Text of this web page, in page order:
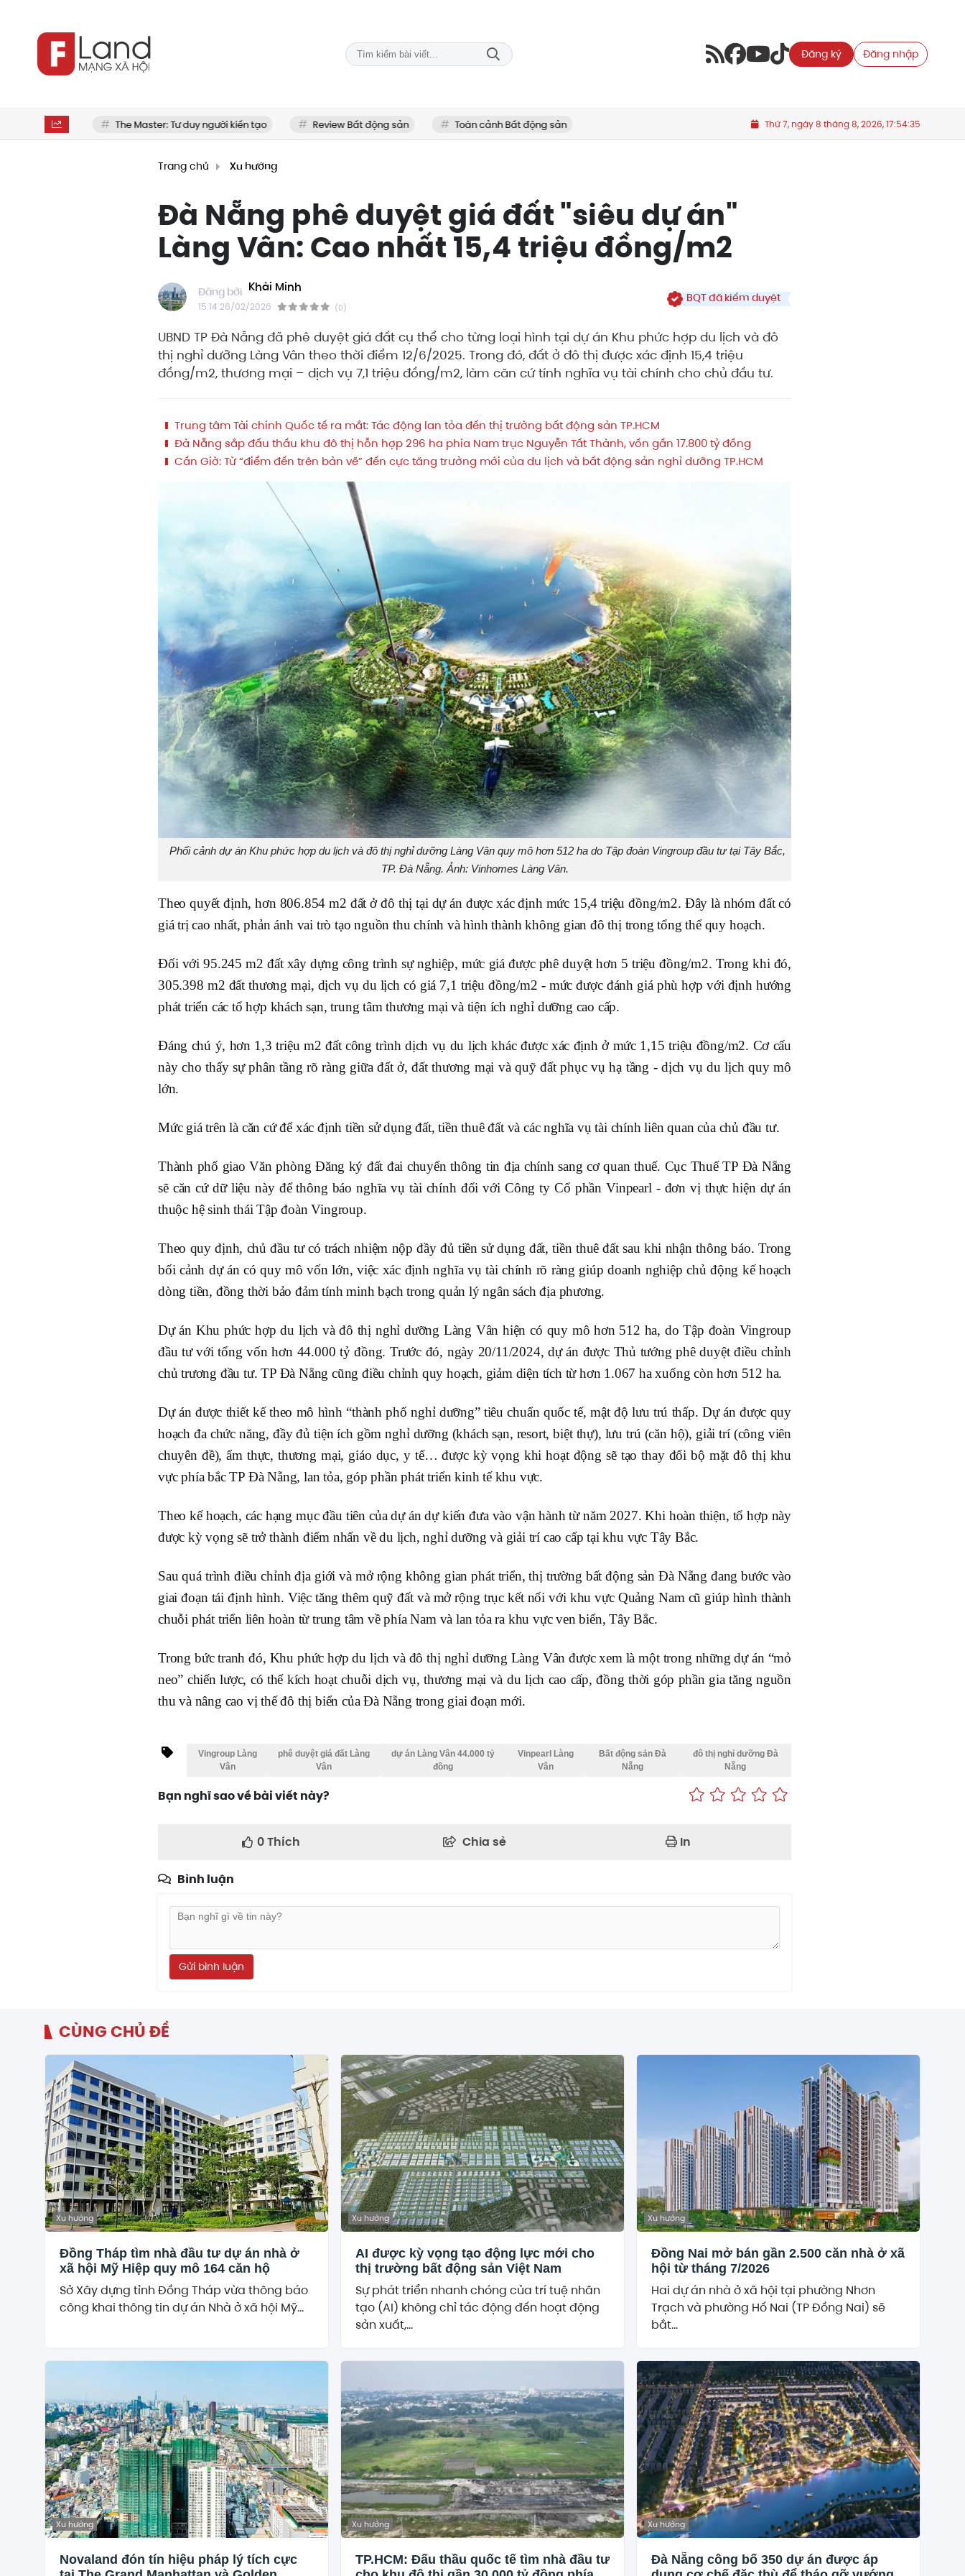
Đăng ký Đăng nhập
The Master: Tư duy người kiến tạo Review Bất động sản Toàn cảnh Bất động sản Thứ 7, ngày 8 tháng 8, 2026, 17:54:37
Trang chủ Xu hướng
Đà Nẵng phê duyệt giá đất "siêu dự án"
Làng Vân: Cao nhất 15,4 triệu đồng/m2
Khải Minh
15:14 26/02/2026 (0)
BQT đã kiểm duyệt
UBND TP Đà Nẵng đã phê duyệt giá đất cụ thể cho từng loại hình tại dự án Khu phức hợp du lịch và đô
thị nghỉ dưỡng Làng Vân theo thời điểm 12/6/2025. Trong đó, đất ở đô thị được xác định 15,4 triệu
đồng/m2, thương mại – dịch vụ 7,1 triệu đồng/m2, làm căn cứ tính nghĩa vụ tài chính cho chủ đầu tư.
Trung tâm Tài chính Quốc tế ra mắt: Tác động lan tỏa đến thị trường bất động sản TP.HCM
Đà Nẵng sắp đấu thầu khu đô thị hỗn hợp 296 ha phía Nam trục Nguyễn Tất Thành, vốn gần 17.800 tỷ đồng
Cần Giờ: Từ “điểm đến trên bản vẽ” đến cực tăng trưởng mới của du lịch và bất động sản nghỉ dưỡng TP.HCM
Phối cảnh dự án Khu phức hợp du lịch và đô thị nghỉ dưỡng Làng Vân quy mô hơn 512 ha do Tập đoàn Vingroup đầu tư tại Tây Bắc,
TP. Đà Nẵng. Ảnh: Vinhomes Làng Vân.
Theo quyết định, hơn 806.854 m2 đất ở đô thị tại dự án được xác định mức 15,4 triệu đồng/m2. Đây là nhóm đất có
giá trị cao nhất, phản ánh vai trò tạo nguồn thu chính và hình thành không gian đô thị trong tổng thể quy hoạch.
Đối với 95.245 m2 đất xây dựng công trình sự nghiệp, mức giá được phê duyệt hơn 5 triệu đồng/m2. Trong khi đó,
305.398 m2 đất thương mại, dịch vụ du lịch có giá 7,1 triệu đồng/m2 - mức được đánh giá phù hợp với định hướng
phát triển các tổ hợp khách sạn, trung tâm thương mại và tiện ích nghỉ dưỡng cao cấp.
Đáng chú ý, hơn 1,3 triệu m2 đất công trình dịch vụ du lịch khác được xác định ở mức 1,15 triệu đồng/m2. Cơ cấu
này cho thấy sự phân tầng rõ ràng giữa đất ở, đất thương mại và quỹ đất phục vụ hạ tầng - dịch vụ du lịch quy mô
lớn.
Mức giá trên là căn cứ để xác định tiền sử dụng đất, tiền thuê đất và các nghĩa vụ tài chính liên quan của chủ đầu tư.
Thành phố giao Văn phòng Đăng ký đất đai chuyển thông tin địa chính sang cơ quan thuế. Cục Thuế TP Đà Nẵng
sẽ căn cứ dữ liệu này để thông báo nghĩa vụ tài chính đối với Công ty Cổ phần Vinpearl - đơn vị thực hiện dự án
thuộc hệ sinh thái Tập đoàn Vingroup.
Theo quy định, chủ đầu tư có trách nhiệm nộp đầy đủ tiền sử dụng đất, tiền thuê đất sau khi nhận thông báo. Trong
bối cảnh dự án có quy mô vốn lớn, việc xác định nghĩa vụ tài chính rõ ràng giúp doanh nghiệp chủ động kế hoạch
dòng tiền, đồng thời bảo đảm tính minh bạch trong quản lý ngân sách địa phương.
Dự án Khu phức hợp du lịch và đô thị nghỉ dưỡng Làng Vân hiện có quy mô hơn 512 ha, do Tập đoàn Vingroup
đầu tư với tổng vốn hơn 44.000 tỷ đồng. Trước đó, ngày 20/11/2024, dự án được Thủ tướng phê duyệt điều chỉnh
chủ trương đầu tư. TP Đà Nẵng cũng điều chỉnh quy hoạch, giảm diện tích từ hơn 1.067 ha xuống còn hơn 512 ha.
Dự án được thiết kế theo mô hình “thành phố nghỉ dưỡng” tiêu chuẩn quốc tế, mật độ lưu trú thấp. Dự án được quy
hoạch đa chức năng, đầy đủ tiện ích gồm nghỉ dưỡng (khách sạn, resort, biệt thự), lưu trú (căn hộ), giải trí (công viên
chuyên đề), ẩm thực, thương mại, giáo dục, y tế… được kỳ vọng khi hoạt động sẽ tạo thay đổi bộ mặt đô thị khu
vực phía bắc TP Đà Nẵng, lan tỏa, góp phần phát triển kinh tế khu vực.
Theo kế hoạch, các hạng mục đầu tiên của dự án dự kiến đưa vào vận hành từ năm 2027. Khi hoàn thiện, tổ hợp này
được kỳ vọng sẽ trở thành điểm nhấn về du lịch, nghỉ dưỡng và giải trí cao cấp tại khu vực Tây Bắc.
Sau quá trình điều chỉnh địa giới và mở rộng không gian phát triển, thị trường bất động sản Đà Nẵng đang bước vào
giai đoạn tái định hình. Việc tăng thêm quỹ đất và mở rộng trục kết nối với khu vực Quảng Nam cũ giúp hình thành
chuỗi phát triển liên hoàn từ trung tâm về phía Nam và lan tỏa ra khu vực ven biển, Tây Bắc.
Trong bức tranh đó, Khu phức hợp du lịch và đô thị nghỉ dưỡng Làng Vân được xem là một trong những dự án “mỏ
neo” chiến lược, có thể kích hoạt chuỗi dịch vụ, thương mại và du lịch cao cấp, đồng thời góp phần gia tăng nguồn
thu và nâng cao vị thế đô thị biển của Đà Nẵng trong giai đoạn mới.
Vingroup Làng
Vân
phê duyệt giá đất Làng
Vân
dự án Làng Vân 44.000 tỷ
đồng
Vinpearl Làng
Vân
Bất động sản Đà
Nẵng
đô thị nghỉ dưỡng Đà
Nẵng
Bạn nghĩ sao về bài viết này?
0Thích Chia sẻ In
Bình luận
Gửi bình luận
CÙNG CHỦ ĐỀ
Xu hướng
Đồng Tháp tìm nhà đầu tư dự án nhà ở
xã hội Mỹ Hiệp quy mô 164 căn hộ
Sở Xây dựng tỉnh Đồng Tháp vừa thông báo
công khai thông tin dự án Nhà ở xã hội Mỹ...
Xu hướng
AI được kỳ vọng tạo động lực mới cho
thị trường bất động sản Việt Nam
Sự phát triển nhanh chóng của trí tuệ nhân
tạo (AI) không chỉ tác động đến hoạt động
sản xuất,...
Xu hướng
Đồng Nai mở bán gần 2.500 căn nhà ở xã
hội từ tháng 7/2026
Hai dự án nhà ở xã hội tại phường Nhơn
Trạch và phường Hố Nai (TP Đồng Nai) sẽ
bắt...
Xu hướng
Novaland đón tín hiệu pháp lý tích cực
Xu hướng
TP.HCM: Đấu thầu quốc tế tìm nhà đầu tư
Xu hướng
Đà Nẵng công bố 350 dự án được áp